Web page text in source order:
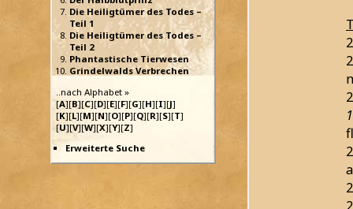
Die Heiligtümer des Todes –
Teil 1
Die Heiligtümer des Todes –
Teil 2
Phantastische Tierwesen
Grindelwalds Verbrechen
..nach Alphabet »
[A][B][C][D][E][F][G][H][I][J]
[K][L][M][N][O][P][Q][R][S][T]
[U][V][W][X][Y][Z]
Erweiterte Suche